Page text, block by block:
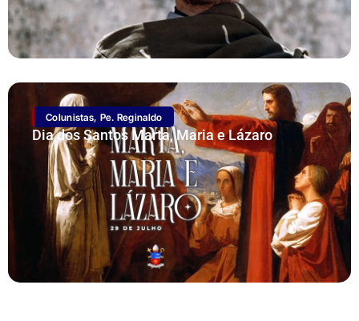
Colunistas, Pe. Reginaldo
Dia dos Santos Marta, Maria e Lázaro